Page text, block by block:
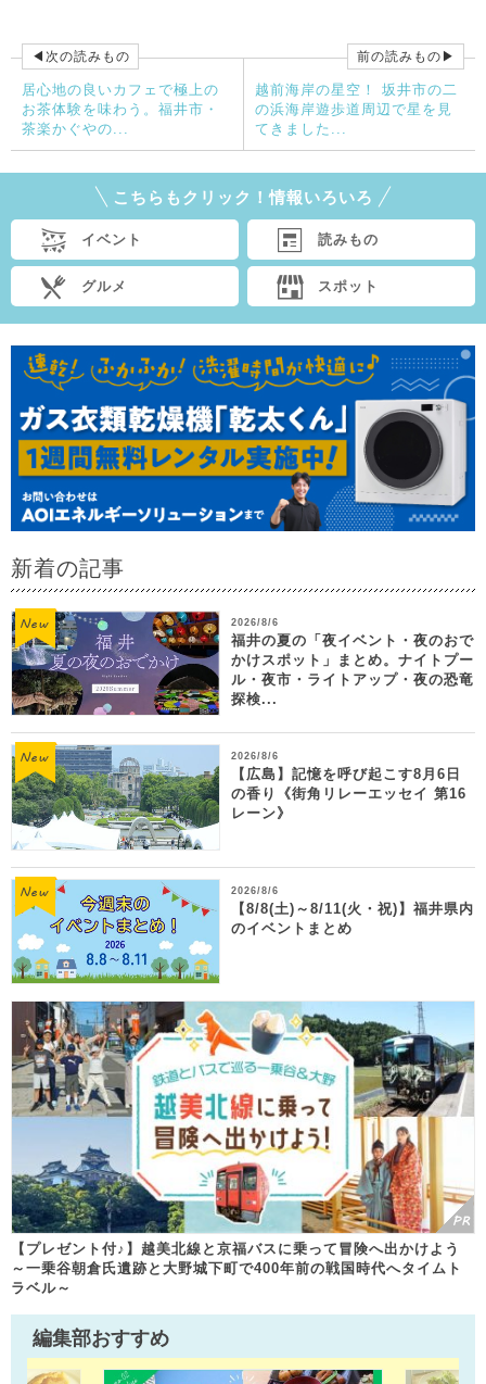
◀次の読みもの
居心地の良いカフェで極上の
お茶体験を味わう。福井市・
茶楽かぐやの...
前の読みもの▶
越前海岸の星空！ 坂井市の二
の浜海岸遊歩道周辺で星を見
てきました...
こちらもクリック！情報いろいろ
イベント 読みもの
グルメ スポット
新着の記事
2026/8/6
福井の夏の「夜イベント・夜のおで
かけスポット」まとめ。ナイトプー
ル・夜市・ライトアップ・夜の恐竜
探検...
2026/8/6
【広島】記憶を呼び起こす8月6日
の香り《街角リレーエッセイ 第16
レーン》
2026/8/6
【8/8(土)～8/11(火・祝)】福井県内
のイベントまとめ
【プレゼント付♪】越美北線と京福バスに乗って冒険へ出かけよう
～一乗谷朝倉氏遺跡と大野城下町で400年前の戦国時代へタイムト
ラベル～
編集部おすすめ